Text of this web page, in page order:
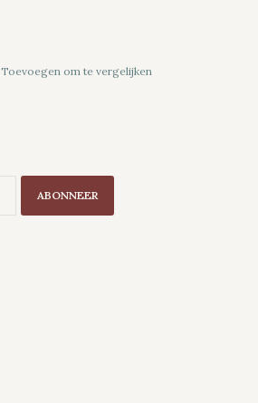
Toevoegen om te vergelijken
ABONNEER